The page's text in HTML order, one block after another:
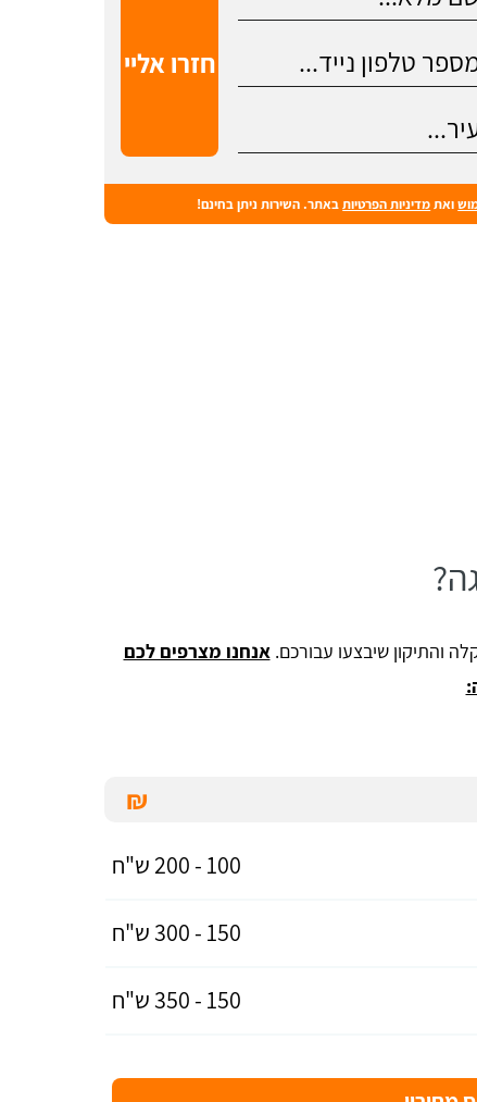
ואתמדיניות הפרטיותבאתר. השירות ניתן בחינם!
והתיקון שיבצעו עבורכם.אנחנו מצרפים לכם
₪
100 - 200 ש"ח
150 - 300 ש"ח
150 - 350 ש"ח